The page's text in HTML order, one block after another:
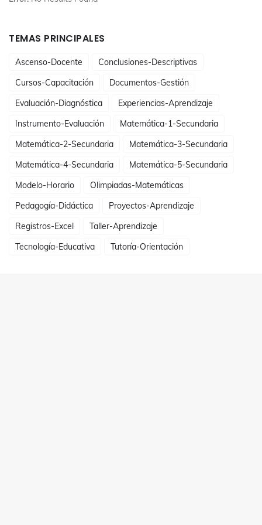
TEMAS PRINCIPALES
Ascenso-Docente
Conclusiones-Descriptivas
Cursos-Capacitación
Documentos-Gestión
Evaluación-Diagnóstica
Experiencias-Aprendizaje
Instrumento-Evaluación
Matemática-1-Secundaria
Matemática-2-Secundaria
Matemática-3-Secundaria
Matemática-4-Secundaria
Matemática-5-Secundaria
Modelo-Horario
Olimpiadas-Matemáticas
Pedagogía-Didáctica
Proyectos-Aprendizaje
Registros-Excel
Taller-Aprendizaje
Tecnología-Educativa
Tutoría-Orientación